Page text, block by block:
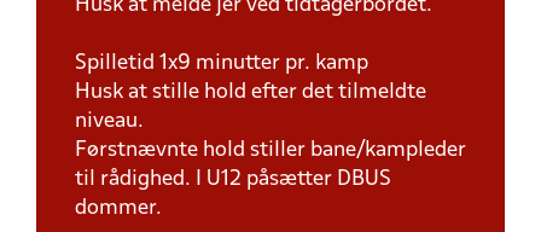
Husk at melde jer ved tidtagerbordet.
Spilletid 1x9 minutter pr. kamp
Husk at stille hold efter det tilmeldte
niveau.
Førstnævnte hold stiller bane/kampleder
til rådighed. I U12 påsætter DBUS
dommer.